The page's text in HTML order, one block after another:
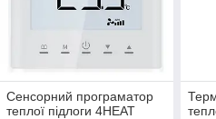
Сенсорний програматор
теплої підлоги 4HEAT